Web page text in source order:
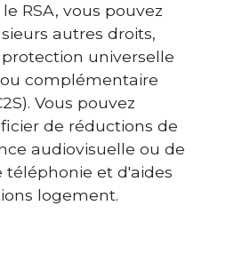
RSA, vous pouvez
autres droits,
universelle
complémentaire
Vous pouvez
de réductions de
audiovisuelle ou de
téléphonie et d'aides
logement.